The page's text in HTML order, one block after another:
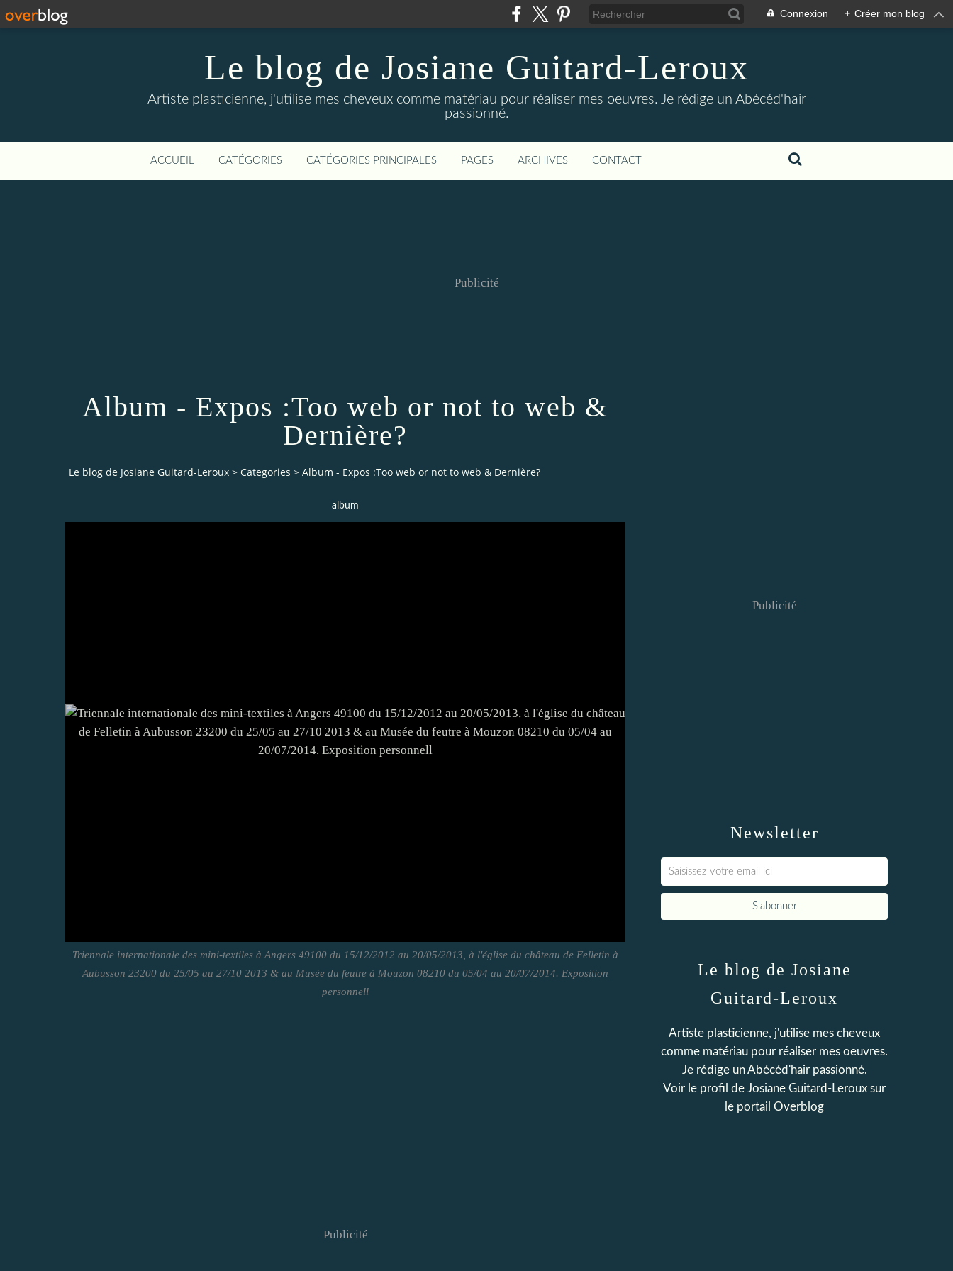
Connexion + Créer mon blog
Le blog de Josiane Guitard-Leroux
Artiste plasticienne, j'utilise mes cheveux comme matériau pour réaliser mes oeuvres. Je rédige un Abécéd'hair
passionné.
ACCUEIL CATÉGORIES CATÉGORIES PRINCIPALES PAGES ARCHIVES CONTACT
Publicité
Album - Expos :Too web or not to web &
Dernière?
Le blog de Josiane Guitard-Leroux > Categories > Album - Expos :Too web or not to web & Dernière?
album
Triennale internationale des mini-textiles à Angers 49100 du 15/12/2012 au 20/05/2013, à l'église du château de Felletin à
Aubusson 23200 du 25/05 au 27/10 2013 & au Musée du feutre à Mouzon 08210 du 05/04 au 20/07/2014. Exposition
personnell
Publicité
Newsletter
Publicité
Le blog de Josiane
Guitard-Leroux
Artiste plasticienne, j'utilise mes cheveux
comme matériau pour réaliser mes oeuvres.
Je rédige un Abécéd'hair passionné.
Voir le profil de Josiane Guitard-Leroux sur
le portail Overblog